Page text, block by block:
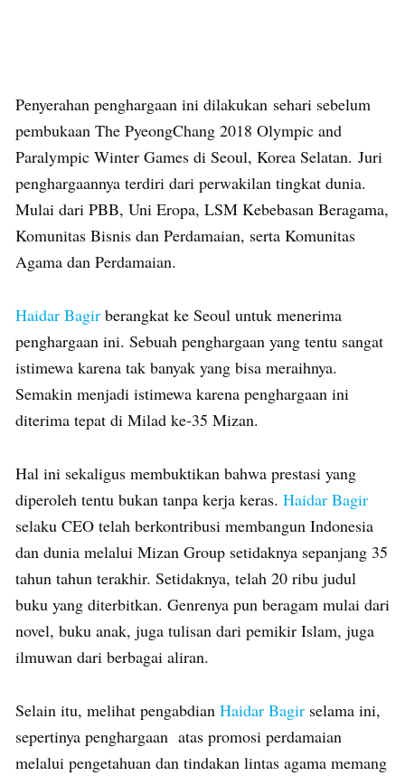
Penyerahan penghargaan ini dilakukan sehari sebelum
pembukaan The PyeongChang 2018 Olympic and
Paralympic Winter Games di Seoul, Korea Selatan. Juri
penghargaannya terdiri dari perwakilan tingkat dunia.
Mulai dari PBB, Uni Eropa, LSM Kebebasan Beragama,
Komunitas Bisnis dan Perdamaian, serta Komunitas
Agama dan Perdamaian.
Haidar Bagir berangkat ke Seoul untuk menerima
penghargaan ini. Sebuah penghargaan yang tentu sangat
istimewa karena tak banyak yang bisa meraihnya.
Semakin menjadi istimewa karena penghargaan ini
diterima tepat di Milad ke-35 Mizan.
Hal ini sekaligus membuktikan bahwa prestasi yang
diperoleh tentu bukan tanpa kerja keras. Haidar Bagir
selaku CEO telah berkontribusi membangun Indonesia
dan dunia melalui Mizan Group setidaknya sepanjang 35
tahun tahun terakhir. Setidaknya, telah 20 ribu judul
buku yang diterbitkan. Genrenya pun beragam mulai dari
novel, buku anak, juga tulisan dari pemikir Islam, juga
ilmuwan dari berbagai aliran.
Selain itu, melihat pengabdian Haidar Bagir selama ini,
sepertinya penghargaan atas promosi perdamaian
melalui pengetahuan dan tindakan lintas agama memang